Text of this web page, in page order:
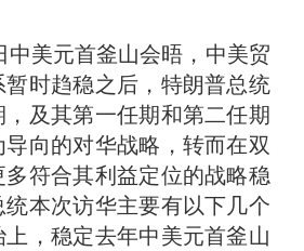
中美元首釜山会晤，中美贸
时趋稳之后，特朗普总统
及其第一任期和第二任期
向的对华战略，转而在双
符合其利益定位的战略稳
本次访华主要有以下几个
，稳定去年中美元首釜山